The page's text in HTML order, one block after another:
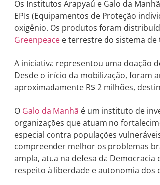
Os Institutos Arapyaú e Galo da
EPIs (Equipamentos de Proteção
oxigênio. Os produtos foram
Greenpeace e terrestre do sistema de
A iniciativa representou uma doação
Desde o início da mobilização, foram
aproximadamente R$ 2 milhões,
O Galo da Manhã é um instituto de
organizações que atuam no
especial contra populações
compreender melhor os problemas
ampla, atua na defesa da Democracia
respeito à liberdade e autonomia dos